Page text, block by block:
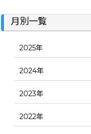
月別一覧
2025年
2024年
2023年
2022年